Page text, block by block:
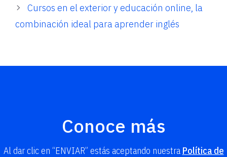
Cursos en el exterior y educación online, la
combinación ideal para aprender inglés
Conoce más
Al dar clic en “ENVIAR” estás aceptando nuestra Política de